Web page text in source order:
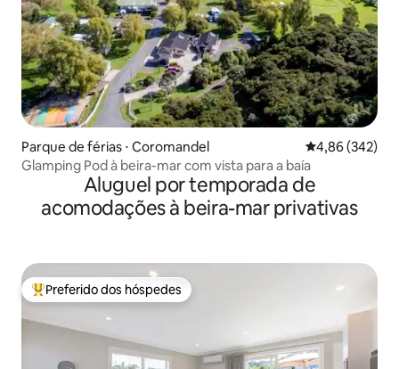
Parque de férias ⋅ Coromandel 4,86 de uma
4,86 (342)
Glamping Pod à beira-mar com vista para a baía
Aluguel por temporada de
acomodações à beira-mar privativas
Entre os melhores preferidos dos hóspedes
Preferido dos hóspedes